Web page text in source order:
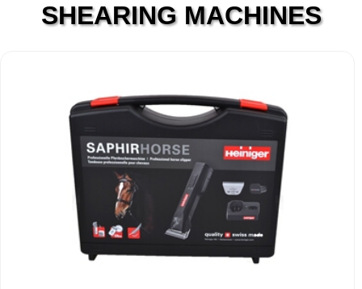
SHEARING MACHINES